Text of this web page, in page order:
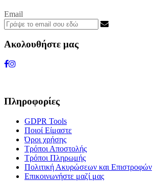
Email
Ακολουθήστε μας
Πληροφορίες
GDPR Tools
Ποιοί Είμαστε
Όροι χρήσης
Τρόποι Αποστολής
Τρόποι Πληρωμής
Πολιτική Ακυρώσεων και Επιστροφών
Επικοινωνήστε μαζί μας